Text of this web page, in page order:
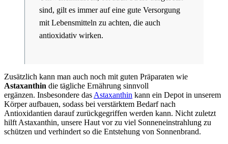
sind, gilt es immer auf eine gute Versorgung
mit Lebensmitteln zu achten, die auch
antioxidativ wirken.
Zusätzlich kann man auch noch mit guten Präparaten wie
Astaxanthin die tägliche Ernährung sinnvoll
ergänzen. Insbesondere das Astaxanthin kann ein Depot in unserem
Körper aufbauen, sodass bei verstärktem Bedarf nach
Antioxidantien darauf zurückgegriffen werden kann. Nicht zuletzt
hilft Astaxanthin, unsere Haut vor zu viel Sonneneinstrahlung zu
schützen und verhindert so die Entstehung von Sonnenbrand.